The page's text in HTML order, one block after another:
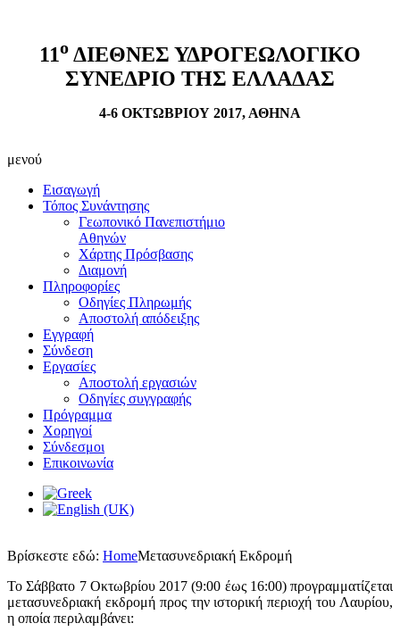
11ο ΔΙΕΘΝΕΣ ΥΔΡΟΓΕΩΛΟΓΙΚΟ
ΣΥΝΕΔΡΙΟ ΤΗΣ ΕΛΛΑΔΑΣ
4-6 ΟΚΤΩΒΡΙΟΥ 2017, ΑΘΗΝΑ
μενού
Εισαγωγή
Τόπος Συνάντησης
Γεωπονικό Πανεπιστήμιο
Αθηνών
Χάρτης Πρόσβασης
Διαμονή
Πληροφορίες
Οδηγίες Πληρωμής
Αποστολή απόδειξης
Εγγραφή
Σύνδεση
Εργασίες
Αποστολή εργασιών
Οδηγίες συγγραφής
Πρόγραμμα
Χορηγοί
Σύνδεσμοι
Επικοινωνία
Βρίσκεστε εδώ: HomeΜετασυνεδριακή Εκδρομή
Το Σάββατο 7 Οκτωβρίου 2017 (9:00 έως 16:00) προγραμματίζεται
μετασυνεδριακή εκδρομή προς την ιστορική περιοχή του Λαυρίου,
η οποία περιλαμβάνει: